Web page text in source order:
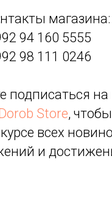
магазина:
94 160 5555
98 111 0246
подписаться на
Dorob Store,
всех
и